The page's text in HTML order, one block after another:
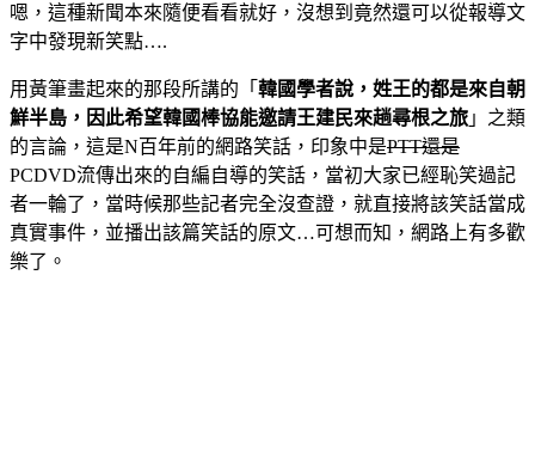
嗯，這種新聞本來隨便看看就好，沒想到竟然還可以從報導文
字中發現新笑點….
用黃筆畫起來的那段所講的「 韓國學者說，姓王的都是來自朝
鮮半島，因此希望韓國棒協能邀請王建民來趟尋根之旅 」之類
的言論，這是N百年前的網路笑話，印象中是PTT還是
PCDVD流傳出來的自編自導的笑話，當初大家已經恥笑過記
者一輪了，當時候那些記者完全沒查證，就直接將該笑話當成
真實事件，並播出該篇笑話的原文…可想而知，網路上有多歡
樂了。